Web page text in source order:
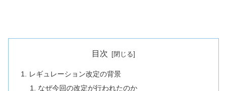
目次
レギュレーション改定の背景
なぜ今回の改定が行われたのか